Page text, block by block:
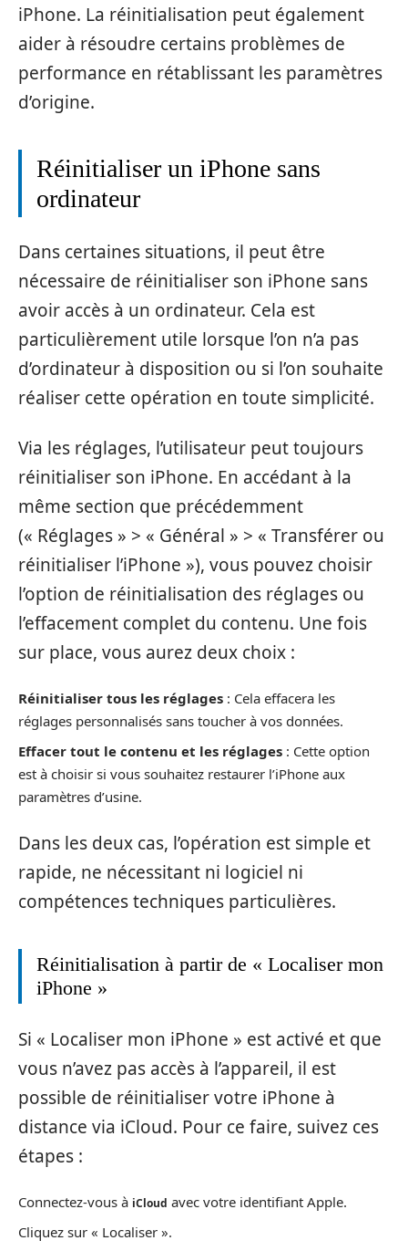
iPhone. La réinitialisation peut également
aider à résoudre certains problèmes de
performance en rétablissant les paramètres
d’origine.
Réinitialiser un iPhone sans
ordinateur
Dans certaines situations, il peut être
nécessaire de réinitialiser son iPhone sans
avoir accès à un ordinateur. Cela est
particulièrement utile lorsque l’on n’a pas
d’ordinateur à disposition ou si l’on souhaite
réaliser cette opération en toute simplicité.
Via les réglages, l’utilisateur peut toujours
réinitialiser son iPhone. En accédant à la
même section que précédemment
(« Réglages » > « Général » > « Transférer ou
réinitialiser l’iPhone »), vous pouvez choisir
l’option de réinitialisation des réglages ou
l’effacement complet du contenu. Une fois
sur place, vous aurez deux choix :
Réinitialiser tous les réglages : Cela effacera les
réglages personnalisés sans toucher à vos données.
Effacer tout le contenu et les réglages : Cette option
est à choisir si vous souhaitez restaurer l’iPhone aux
paramètres d’usine.
Dans les deux cas, l’opération est simple et
rapide, ne nécessitant ni logiciel ni
compétences techniques particulières.
Réinitialisation à partir de « Localiser mon
iPhone »
Si « Localiser mon iPhone » est activé et que
vous n’avez pas accès à l’appareil, il est
possible de réinitialiser votre iPhone à
distance via iCloud. Pour ce faire, suivez ces
étapes :
Connectez-vous à iCloud avec votre identifiant Apple.
Cliquez sur « Localiser ».